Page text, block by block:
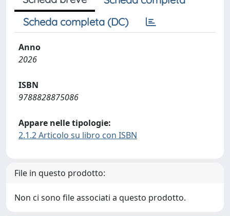
Scheda completa (DC)
Anno
2026
ISBN
9788828875086
Appare nelle tipologie:
2.1.2 Articolo su libro con ISBN
File in questo prodotto:
Non ci sono file associati a questo prodotto.